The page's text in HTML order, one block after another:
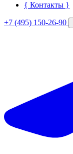
{ Контакты }
+7 (495) 150-26-90